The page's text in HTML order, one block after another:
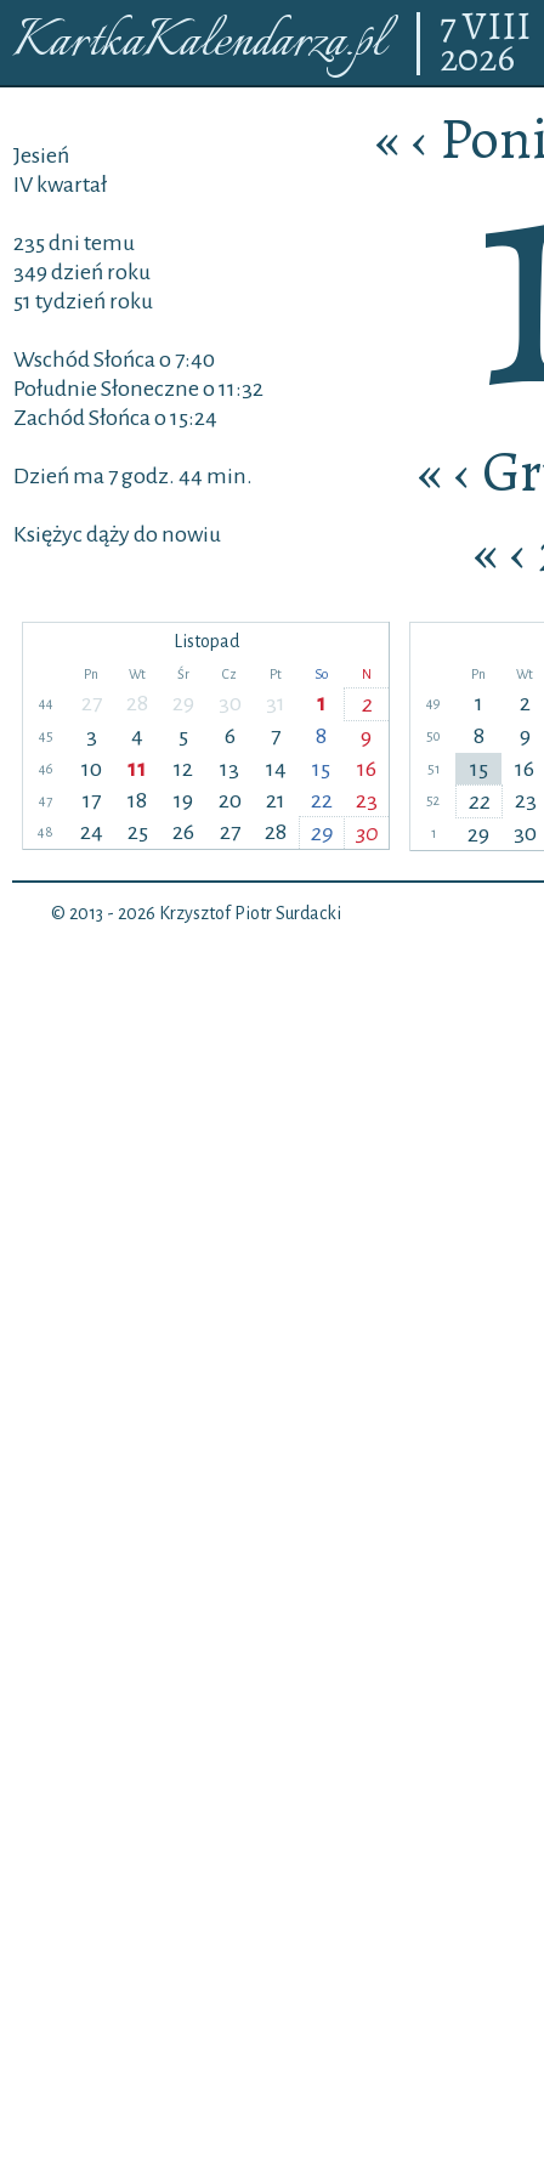
KartkaKalendarza.pl 7VIII
2026
Jesień
IV kwartał
235 dni temu
349 dzień roku
51 tydzień roku
Wschód Słońca o 7:40
Południe Słoneczne o 11:32
Zachód Słońca o 15:24
Dzień ma 7 godz. 44 min.
Księżyc dąży do nowiu
«‹
«‹
«‹
Listopad
Pn Wt Śr Cz Pt So
N
44
27 28 29 30 31 1 2
45 3 4 5 6 7 8 9
46 10 11 12 13 14 15 16
47 17 18 19 20 21 22 23
48 24 25 26 27 28 29 30
Pn
Wt
49
1 2
50 8 9
51 15 16
52 22 23
1 29 30
© 2013 - 2026 Krzysztof Piotr Surdacki